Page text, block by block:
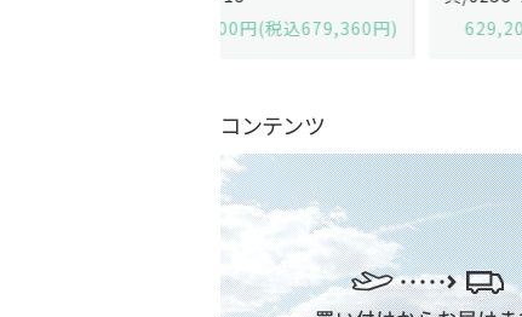
629,200円(税込692,120円)
コンテンツ